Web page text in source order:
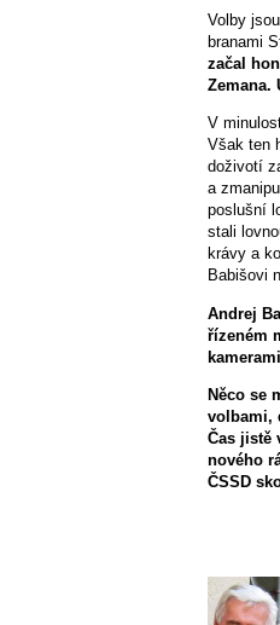
Volby
branami
začal
Zemana.
V
Však ten
doživotí
a
poslušní
stali
krávy a
Babišovi
Andrej
řízeném
Něco se
volbami,
Čas jistě
nového
ČSSD